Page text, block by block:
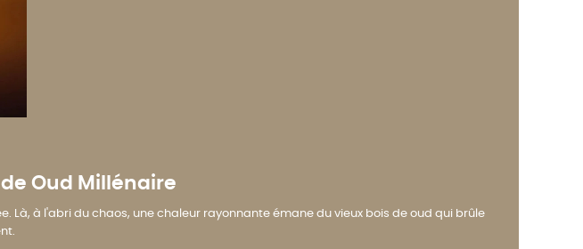
Oud Millénaire
à l'abri du chaos, une chaleur rayonnante émane du vieux bois de oud qui brûle